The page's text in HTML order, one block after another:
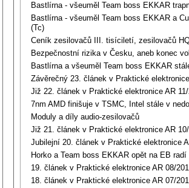
Bastlírna - všeuměl Team boss EKKAR
Bastlírna - všeuměl Team boss EKKAR a
(Tc)
Ceník zesilovačů III. tisíciletí, zesilovačů
Bezpečnostní rizika v Česku, aneb konec
Bastlírna a všeuměl Team boss EKKAR
Závěrečný 23. článek v Praktické
Již 22. článek v Praktické elektronice AR
7nm AMD finišuje v TSMC, Intel stále v
Moduly a díly audio-zesilovačů
Již 21. článek v Praktické elektronice AR
Jubilejní 20. článek v Praktické elektronice
Horko a Team boss EKKAR opět na EB radí
19. článek v Praktické elektronice AR 08/
18. článek v Praktické elektronice AR 07/